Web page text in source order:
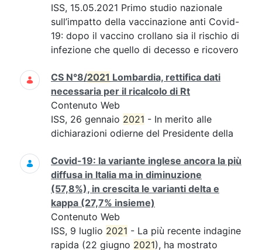
ISS, 15.05.2021 Primo studio nazionale
sull’impatto della vaccinazione anti Covid-
19: dopo il vaccino crollano sia il rischio di
infezione che quello di decesso e ricovero
CS N°8/2021 Lombardia, rettifica dati
necessaria per il ricalcolo di Rt
Contenuto Web
ISS, 26 gennaio 2021 - In merito alle
dichiarazioni odierne del Presidente della
Covid-19: la variante inglese ancora la più
diffusa in Italia ma in diminuzione
(57,8%), in crescita le varianti delta e
kappa (27,7% insieme)
Contenuto Web
ISS, 9 luglio 2021 - La più recente indagine
rapida (22 giugno 2021), ha mostrato